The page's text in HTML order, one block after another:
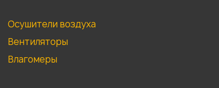
Осушители воздуха
Вентиляторы
Влагомеры